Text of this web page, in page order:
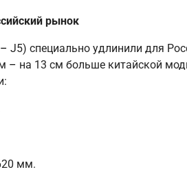
рынок
– J5) специально удлинили для
– на 13 см больше китайской
мм.